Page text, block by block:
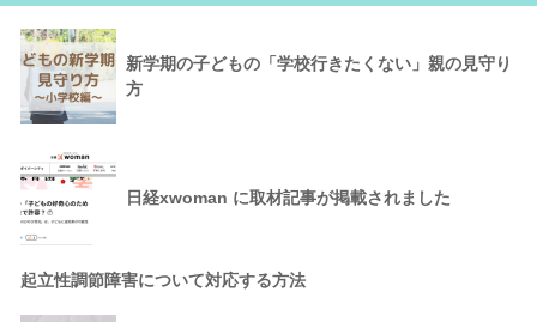
新学期の子どもの「学校行きたくない」親の見守り
方
日経xwoman に取材記事が掲載されました
起立性調節障害について対応する方法